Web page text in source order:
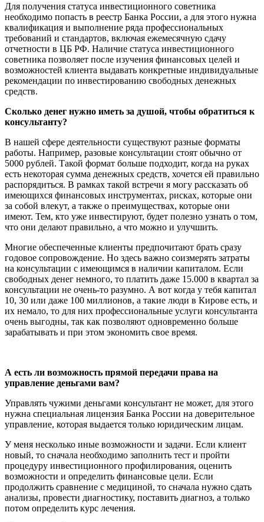
Для получения статуса инвестиционного советника
необходимо попасть в реестр Банка России, а для этого нужна
квалификация и выполнение ряда профессиональных
требований и стандартов, включая ежемесячную сдачу
отчетности в ЦБ РФ. Наличие статуса инвестиционного
советника позволяет после изучения финансовых целей и
возможностей клиента выдавать конкретные индивидуальные
рекомендации по инвестированию свободных денежных
средств.
Сколько денег нужно иметь за душой, чтобы обратиться к
консультанту?
В нашей сфере деятельности существуют разные форматы
работы. Например, разовые консультации стоят обычно от
5000 рублей. Такой формат больше подходит, когда на руках
есть некоторая сумма денежных средств, хочется ей правильно
распорядиться. В рамках такой встречи я могу рассказать об
имеющихся финансовых инструментах, рисках, которые они
за собой влекут, а также о преимуществах, которые они
имеют. Тем, кто уже инвестируют, будет полезно узнать о том,
что они делают правильно, а что можно и улучшить.
Многие обеспеченные клиенты предпочитают брать сразу
годовое сопровождение. Но здесь важно соизмерять затраты
на консультации с имеющимся в наличии капиталом. Если
свободных денег немного, то платить даже 15.000 в квартал за
консультации не очень-то разумно. А вот когда у тебя капитал
10, 30 или даже 100 миллионов, а такие люди в Кирове есть, и
их немало, то для них профессиональные услуги консультанта
очень выгодны, так как позволяют одновременно больше
зарабатывать и при этом экономить свое время.
А есть ли возможность прямой передачи права на
управление деньгами вам?
Управлять чужими деньгами консультант не может, для этого
нужна специальная лицензия Банка России на доверительное
управление, которая выдается только юридическим лицам.
У меня несколько иные возможности и задачи. Если клиент
новый, то сначала необходимо заполнить тест и пройти
процедуру инвестиционного профилирования, оценить
возможности и определить финансовые цели. Если
продолжить сравнение с медициной, то сначала нужно сдать
анализы, провести диагностику, поставить диагноз, а только
потом определить курс лечения.